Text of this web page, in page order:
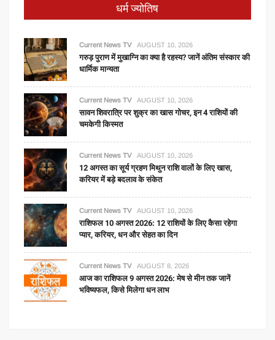
धर्म ज्योतिष
Current News TV AUGUST 10, 2026
गरुड़ पुराण में मुखाग्नि का क्या है रहस्य? जानें अंतिम संस्कार की
धार्मिक मान्यता
Current News TV AUGUST 10, 2026
सावन शिवरात्रि पर शुक्र का खास गोचर, इन 4 राशियों की
चमकेगी किस्मत
Current News TV AUGUST 10, 2026
12 अगस्त का सूर्य ग्रहण मिथुन राशि वालों के लिए खास,
करियर में बड़े बदलाव के संकेत
Current News TV AUGUST 10, 2026
राशिफल 10 अगस्त 2026: 12 राशियों के लिए कैसा रहेगा
प्यार, करियर, धन और सेहत का दिन
Current News TV AUGUST 8, 2026
आज का राशिफल 9 अगस्त 2026: मेष से मीन तक जानें
भविष्यफल, किसे मिलेगा धन लाभ